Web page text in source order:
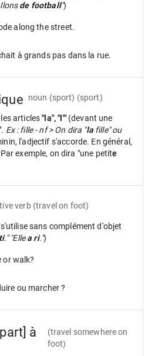
de football")
along the street.
à grands pas dans la rue.
noun (sport) (sport)
les articles"la", "l'" (devant une
. Ex : fille - nf > On dira "lafille" ou
l'adjectif s'accorde. En général,
exemple, on dira "une petite
verb (travel on foot)
sans complément d'objet
." "Ellea ri.")
or walk?
ou marcher ?
à
(travel somewhere on
foot)